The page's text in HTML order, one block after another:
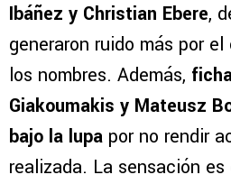
Ibáñez y Christian Ebere,
generaron ruido más por
los nombres. Además,
Giakoumakis y Mateusz
bajo la lupa por no rendir
realizada. La sensación